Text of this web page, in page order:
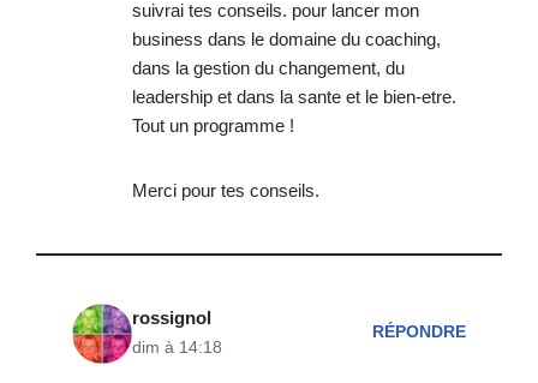
suivrai tes conseils. pour lancer mon
business dans le domaine du coaching,
dans la gestion du changement, du
leadership et dans la sante et le bien-etre.
Tout un programme !
Merci pour tes conseils.
rossignol
dim à 14:18
RÉPONDRE